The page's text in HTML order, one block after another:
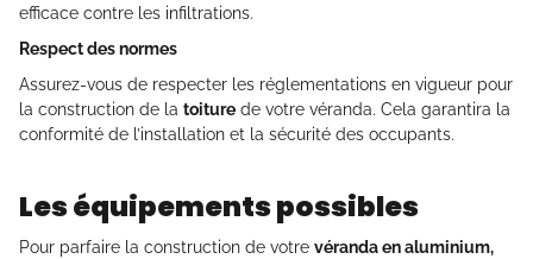
efficace contre les infiltrations.
Respect des normes
Assurez-vous de respecter les réglementations en vigueur pour
la construction de la toiture de votre véranda. Cela garantira la
conformité de l’installation et la sécurité des occupants.
Les équipements possibles
Pour parfaire la construction de votre véranda en aluminium,